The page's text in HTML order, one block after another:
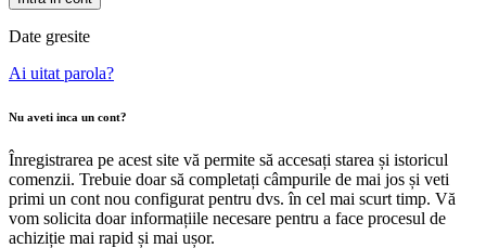
Date gresite
Ai uitat parola?
Nu aveti inca un cont?
Înregistrarea pe acest site vă permite să accesați starea și istoricul
comenzii. Trebuie doar să completați câmpurile de mai jos și veti
primi un cont nou configurat pentru dvs. în cel mai scurt timp. Vă
vom solicita doar informațiile necesare pentru a face procesul de
achiziție mai rapid și mai ușor.